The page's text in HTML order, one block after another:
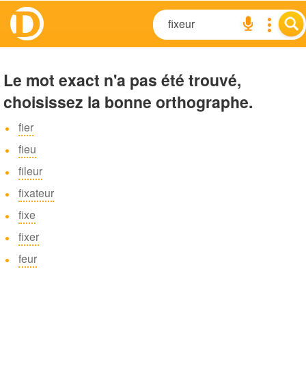
Le mot exact n'a pas été trouvé,
choisissez la bonne orthographe.
fier
fieu
fileur
fixateur
fixe
fixer
feur